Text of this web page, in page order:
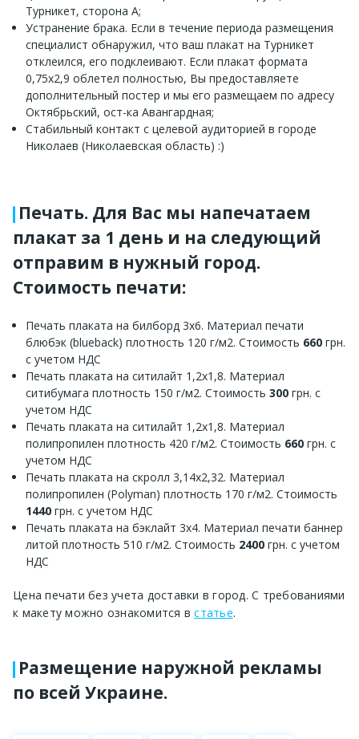
Турникет, сторона A;
Устранение брака. Если в течение периода размещения
специалист обнаружил, что ваш плакат на Турникет
отклеился, его подклеивают. Если плакат формата
0,75x2,9 облетел полностью, Вы предоставляете
дополнительный постер и мы его размещаем по адресу
Октябрьский, ост-ка Авангардная;
Стабильный контакт с целевой аудиторией в городе
Николаев (Николаевская область) :)
Печать. Для Вас мы напечатаем
плакат за 1 день и на следующий
отправим в нужный город.
Стоимость печати:
Печать плаката на билборд 3х6. Материал печати
блюбэк (blueback) плотность 120 г/м2. Стоимость 660 грн.
с учетом НДС
Печать плаката на ситилайт 1,2х1,8. Материал
ситибумага плотность 150 г/м2. Стоимость 300 грн. с
учетом НДС
Печать плаката на ситилайт 1,2х1,8. Материал
полипропилен плотность 420 г/м2. Стоимость 660 грн. с
учетом НДС
Печать плаката на скролл 3,14х2,32. Материал
полипропилен (Polyman) плотность 170 г/м2. Стоимость
1440 грн. с учетом НДС
Печать плаката на бэклайт 3х4. Материал печати баннер
литой плотность 510 г/м2. Стоимость 2400 грн. с учетом
НДС
Цена печати без учета доставки в город. С требованиями
к макету можно ознакомится встатье.
Размещение наружной рекламы
по всей Украине.